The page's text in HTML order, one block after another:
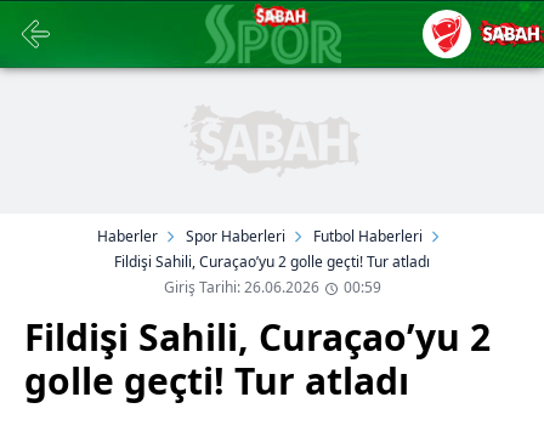
Haberler Spor Haberleri
Futbol Haberleri
Fildişi Sahili, Curaçao’yu 2 golle geçti! Tur atladı
Giriş Tarihi: 26.06.2026
00:59
Fildişi Sahili, Curaçao’yu 2
golle geçti! Tur atladı